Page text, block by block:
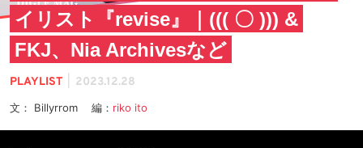
イリスト『revise』｜((( 〇 ))) &
FKJ、Nia Archivesなど
PLAYLIST 2023.12.28
文： Billyrrom 編： riko ito